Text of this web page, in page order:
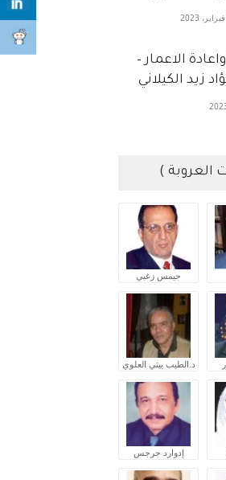
الاعمار –
زيد الكيلاني
)
جيمس زغبي
د.الطيب بيتي العلوي
إدوارد جرجس